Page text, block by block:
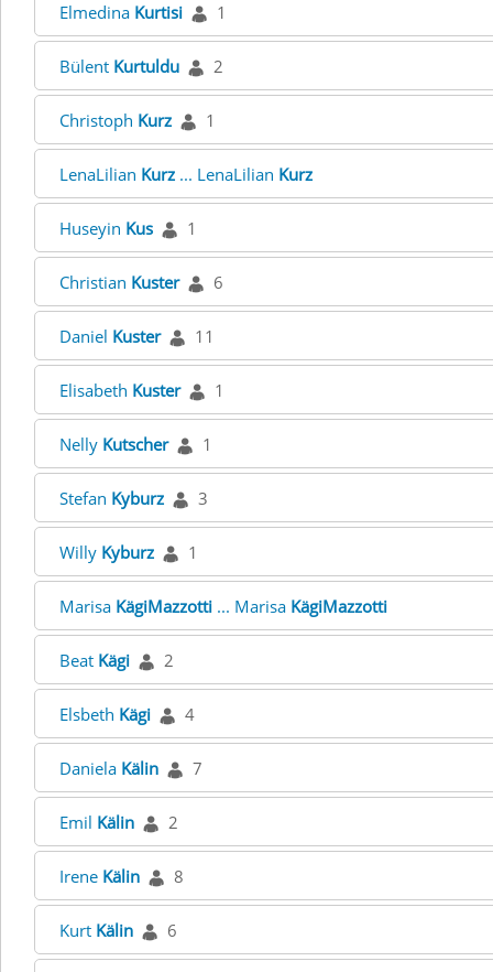
Elmedina Kurtisi 1
Bülent Kurtuldu 2
Christoph Kurz 1
LenaLilian Kurz ... LenaLilian Kurz
Huseyin Kus 1
Christian Kuster 6
Daniel Kuster 11
Elisabeth Kuster 1
Nelly Kutscher 1
Stefan Kyburz 3
Willy Kyburz 1
Marisa KägiMazzotti ... Marisa KägiMazzotti
Beat Kägi 2
Elsbeth Kägi 4
Daniela Kälin 7
Emil Kälin 2
Irene Kälin 8
Kurt Kälin 6